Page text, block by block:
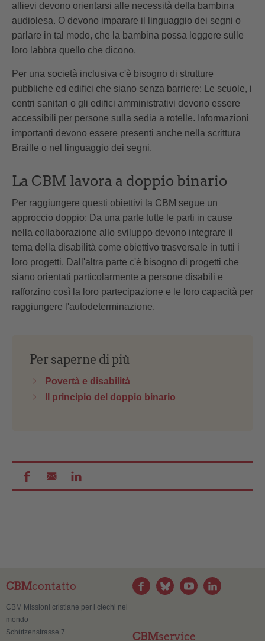
allievi devono orientarsi alle necessità della bambina
audiolesa. O devono imparare il linguaggio dei segni o
parlare in tal modo, che la bambina possa leggere sulle
loro labbra quello che dicono.
Per una società inclusiva c'è bisogno di strutture
pubbliche ed edifici che siano senza barriere: Le scuole, i
centri sanitari o gli edifici amministrativi devono essere
accessibili per persone sulla sedia a rotelle. Informazioni
importanti devono essere presenti anche nella scrittura
Braille o nel linguaggio dei segni.
La CBM lavora a doppio binario
Per raggiungere questi obiettivi la CBM segue un
approccio doppio: Da una parte tutte le parti in cause
nella collaborazione allo sviluppo devono integrare il
tema della disabilità come obiettivo trasversale in tutti i
loro progetti. Dall'altra parte c'è bisogno di progetti che
siano orientati particolarmente a persone disabili e
rafforzino così la loro partecipazione e le loro capacità per
raggiungere l'autodeterminazione.
Per saperne di più
Povertà e disabilità
Il principio del doppio binario
CBMcontatto
CBM Missioni cristiane per i ciechi nel
mondo
Schützenstrasse 7
CBMservice